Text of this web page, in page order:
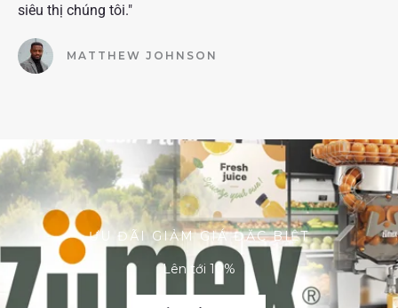
siêu thị chúng tôi."
MATTHEW JOHNSON
ƯU ĐÃI GIẢM GIÁ ĐẶC BIỆT
Lên tới 10%